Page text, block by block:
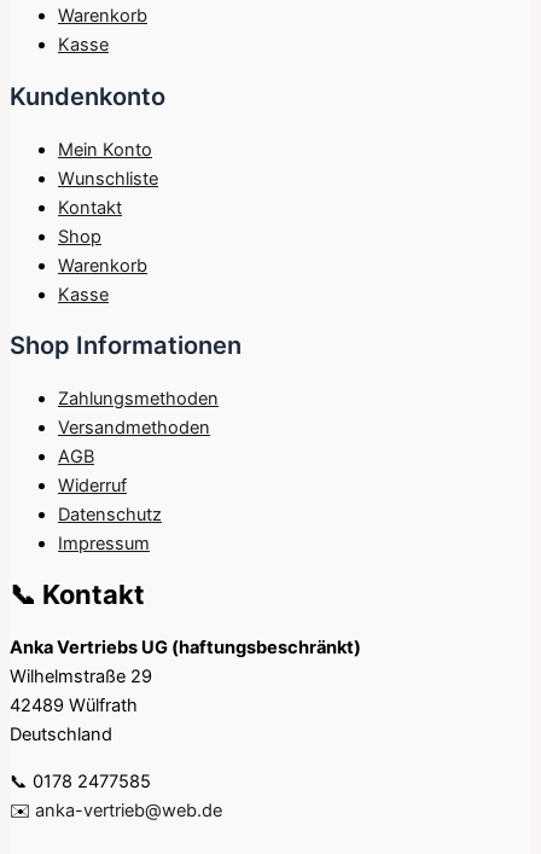
Warenkorb
Kasse
Kundenkonto
Mein Konto
Wunschliste
Kontakt
Shop
Warenkorb
Kasse
Shop Informationen
Zahlungsmethoden
Versandmethoden
AGB
Widerruf
Datenschutz
Impressum
📞 Kontakt
Anka Vertriebs UG (haftungsbeschränkt)
Wilhelmstraße 29
42489 Wülfrath
Deutschland
📞 0178 2477585
✉️ anka-vertrieb@web.de